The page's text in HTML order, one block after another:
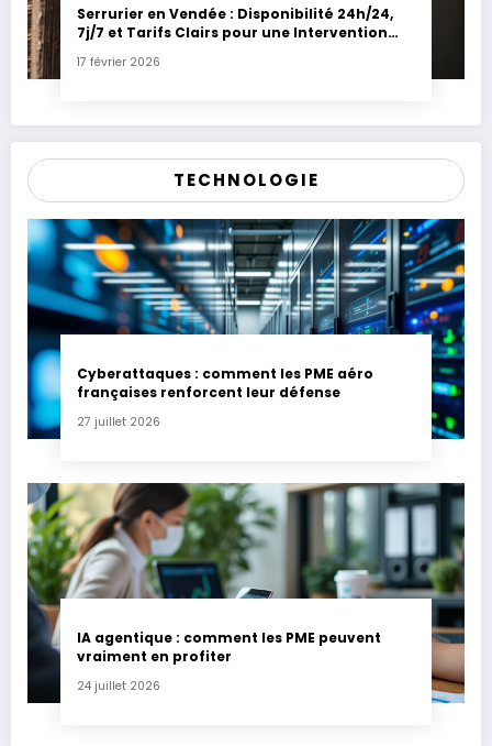
Serrurier en Vendée : Disponibilité 24h/24,
7j/7 et Tarifs Clairs pour une Intervention
17 février 2026
TECHNOLOGIE
Cyberattaques : comment les PME aéro
françaises renforcent leur défense
27 juillet 2026
IA agentique : comment les PME peuvent
vraiment en profiter
24 juillet 2026